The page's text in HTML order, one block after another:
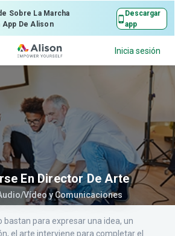
Sobre La Marcha
App De Alison
Descargar
app
Inicia sesión
En Director De Arte
Vídeo y Comunicaciones
bastan para expresar una idea, un
el arte interviene para completar el